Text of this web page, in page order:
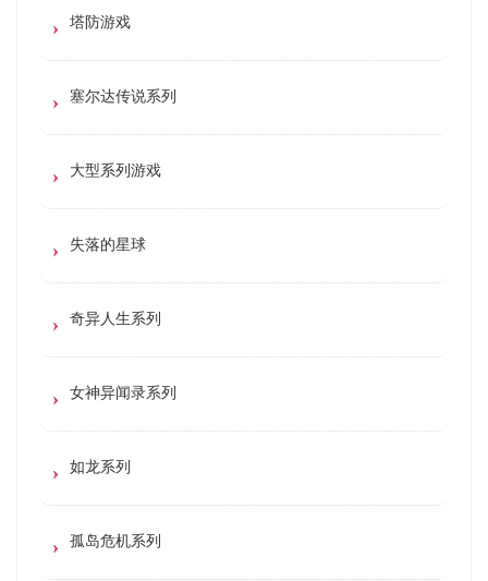
塔防游戏
塞尔达传说系列
大型系列游戏
失落的星球
奇异人生系列
女神异闻录系列
如龙系列
孤岛危机系列